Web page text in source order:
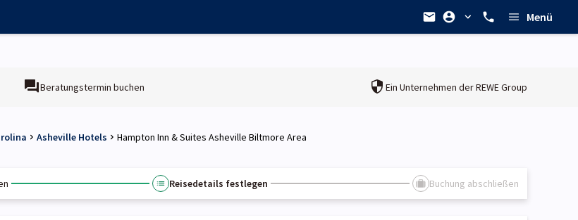
Menü
Beratungstermin buchen Ein Unternehmen derREWE Group
Asheville Hotels Hampton Inn & Suites Asheville Biltmore Area
Reisedetails festlegen Buchung abschließen